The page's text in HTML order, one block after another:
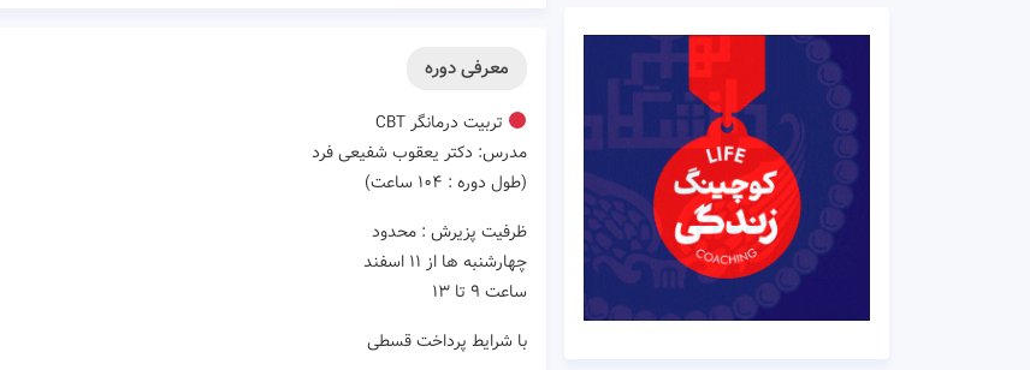
معرفی دوره
تربیت درمانگر CBT
مدرس: دکتر یعقوب شفیعی فرد
(طول دوره : ١٠۴ ساعت)
ظرفیت پزیرش : محدود
چهارشنبه ها از ۱۱ اسفند
ساعت ۹ تا ۱۳
با شرایط پرداخت قسطی